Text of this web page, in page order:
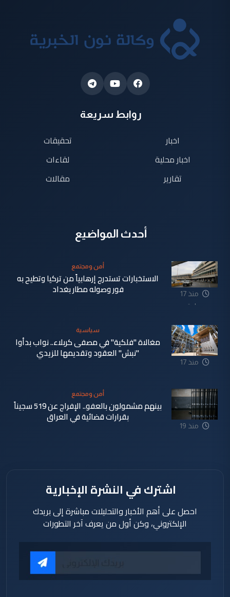
روابط سريعة
اخبار
اخبار محلية
تقارير
تحقيقات
لقاءات
مقالات
أحدث المواضيع
منذ 17
ساعة
أمن ومجتمع
الاستخبارات تستدرج إرهابياً من تركيا وتطيح به
فور وصوله مطار بغداد
منذ 17
سياسية
مغالاة "فلكية" في مصفى كربلاء.. نواب بدأوا
"نبش" العقود وتقديمها للزيدي
منذ 19
أمن ومجتمع
بينهم مشمولون بالعفو.. الإفراج عن 519 سجيناً
بقرارات قضائية في العراق
اشترك في النشرة الإخبارية
احصل على أهم الأخبار والتحليلات مباشرة إلى بريدك
الإلكتروني، وكن أول من يعرف آخر التطورات